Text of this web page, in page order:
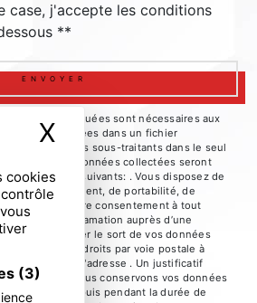
cookies
(3)
X Masquer le
case, j'accepte les conditions
**
ENVOYER
communiquées sont nécessaires aux
sont enregistrées dans un fichier
à et ses sous-traitants dans le seul
message. Les données collectées seront
destinataires suivants: . Vous disposez de
d’effacement, de portabilité, de
de retrait de votre consentement à tout
une réclamation auprès d’une
que d’organiser le sort de vos données
exercer ces droits par voie postale à
électronique à l'adresse . Un justificatif
demandé. Nous conservons vos données
de contact puis pendant la durée de